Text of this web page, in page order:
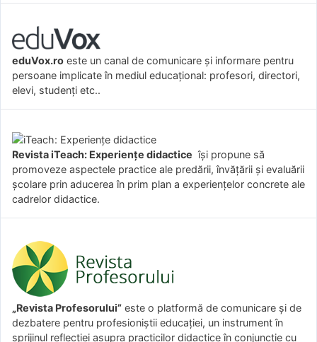
eduVox.ro este un canal de comunicare și informare pentru
persoane implicate în mediul educațional: profesori, directori,
elevi, studenți etc..
Revista iTeach: Experienţe didactice îşi propune să
promoveze aspectele practice ale predării, învăţării şi evaluării
şcolare prin aducerea în prim plan a experienţelor concrete ale
cadrelor didactice.
„Revista Profesorului” este o platformă de comunicare și de
dezbatere pentru profesioniștii educației, un instrument în
sprijinul reflecției asupra practicilor didactice în conjuncție cu